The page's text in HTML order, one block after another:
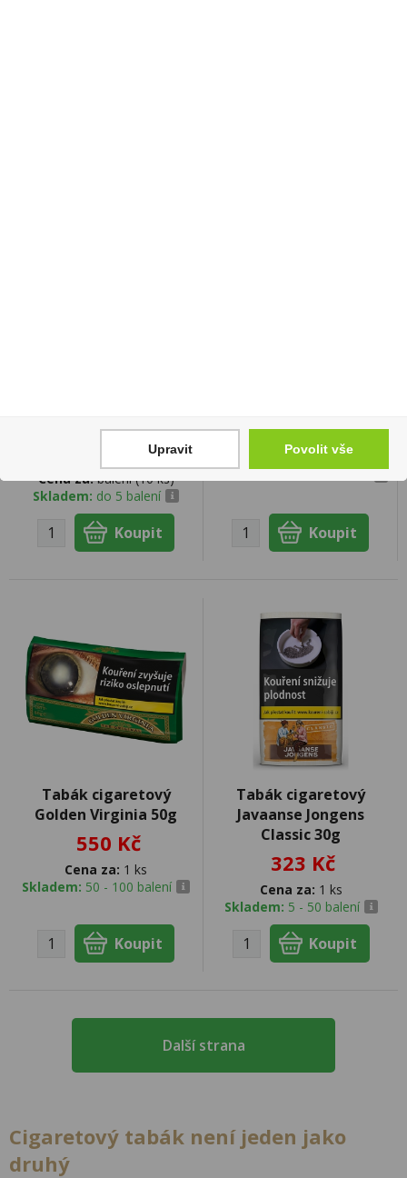
1 949 Kč
Cena za:balení (10 ks)
Skladem: do 5 balení
335 Kč
Cena za:1 ks
Tabák cigaretový
Golden Virginia 50g
550 Kč
Cena za: 1 ks
Skladem: 50 - 100 balení
Tabák cigaretový
Javaanse Jongens
Classic 30g
323 Kč
Cena za: 1 ks
Skladem: 5 - 50 balení
Další strana
Cigaretový tabák není jeden jako
druhý
Upravit Povolit vše